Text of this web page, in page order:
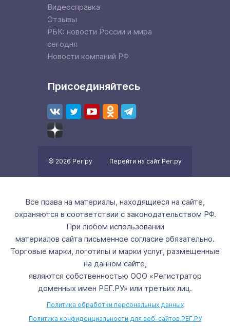
Видеосправка
Отзывы
РБК: новости России и мира
сегодня
Новости компаний РФ
Присоединяйтесь
© 2026 Рег.ру Перейти на сайт Рег.ру
Все права на материалы, находящиеся на сайте,
охраняются в соответствии с законодательством РФ.
При любом использовании
материалов сайта письменное согласие обязательно.
Торговые марки, логотипы и марки услуг, размещенные
на данном сайте,
являются собственностью ООО «Регистратор
доменных имен РЕГ.РУ» или третьих лиц.
Политика обработки персональных данных
Политика конфиденциальности для веб-сайтов РЕГ.РУ